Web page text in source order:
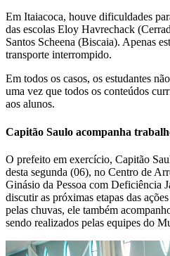
Em Itaiacoca, houve dificuldades
das escolas Eloy Havrechack
Santos Scheena (Biscaia). Apenas
transporte interrompido.
Em todos os casos, os estudantes
uma vez que todos os conteúdos
aos alunos.
Capitão Saulo acompanha
O prefeito em exercício, Capitão
desta segunda (06), no Centro de
Ginásio da Pessoa com Deficiência
discutir as próximas etapas das
pelas chuvas, ele também
sendo realizados pelas equipes do